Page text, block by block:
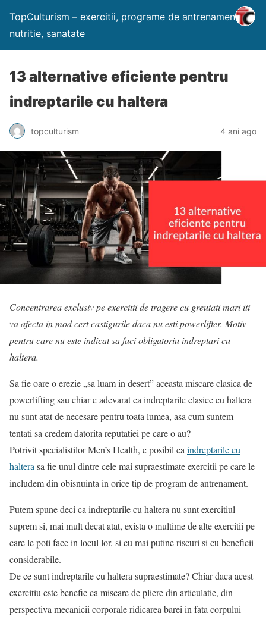
TopCulturism – exercitii, programe de antrenament,
nutritie, sanatate
13 alternative eficiente pentru
indreptarile cu haltera
topculturism 4 ani ago
Concentrarea exclusiv pe exercitii de tragere cu greutati mari iti
va afecta in mod cert castigurile daca nu esti powerlifter. Motiv
pentru care nu este indicat sa faci obligatoriu indreptari cu
haltera.
Sa fie oare o erezie „sa luam in desert” aceasta miscare clasica de
powerlifting sau chiar e adevarat ca indreptarile clasice cu haltera
nu sunt atat de necesare pentru toata lumea, asa cum suntem
tentati sa credem datorita reputatiei pe care o au?
Potrivit specialistilor Men’s Health, e posibil ca indreptarile cu
haltera sa fie unul dintre cele mai supraestimate exercitii pe care le
includem din obisnuinta in orice tip de program de antrenament.
Putem spune deci ca indreptarile cu haltera nu sunt exercitiul
suprem si, mai mult decat atat, exista o multime de alte exercitii pe
care le poti face in locul lor, si cu mai putine riscuri si cu beneficii
considerabile.
De ce sunt indreptarile cu haltera supraestimate? Chiar daca acest
exercitiu este benefic ca miscare de pliere din articulatie, din
perspectiva mecanicii corporale ridicarea barei in fata corpului